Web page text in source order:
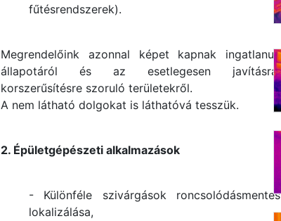
fűtésrendszerek).
Megrendelőink azonnal képet kapnak ingatlanuk
állapotáról és az esetlegesen javításra,
korszerűsítésre szoruló területekről.
A nem látható dolgokat is láthatóvá tesszük.
2. Épületgépészeti alkalmazások
- Különféle szivárgások roncsolódásmentes
lokalizálása,